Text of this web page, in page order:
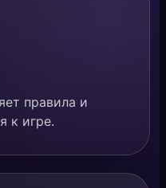
правила и
к игре.